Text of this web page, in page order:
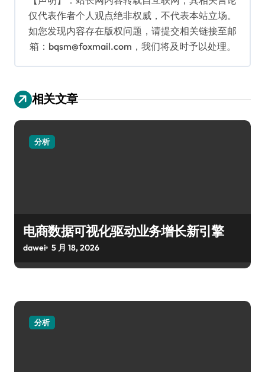
仅代表作者个人观点绝非权威，不代表本站立场。
如您发现内容存在版权问题，请提交相关链接至邮
箱：bqsm@foxmail.com，我们将及时予以处理。
相关文章
分析
电商数据可视化驱动业务增长新引擎
dawei 5 月 18, 2026
分析